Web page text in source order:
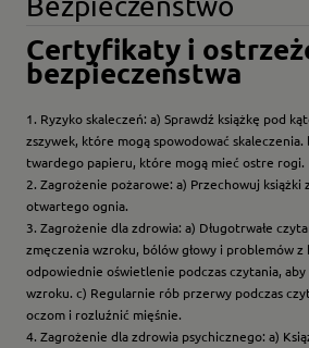
Certyfikaty i
bezpieczeństwa
1. Ryzyko skaleczeń: a) Sprawdź książkę pod
zszywek, które mogą spowodować skaleczenia.
twardego papieru, które mogą mieć ostre rogi.
2. Zagrożenie pożarowe: a) Przechowuj książki
otwartego ognia.
3. Zagrożenie dla zdrowia: a) Długotrwałe
zmęczenia wzroku, bólów głowy i problemów
odpowiednie oświetlenie podczas czytania,
wzroku. c) Regularnie rób przerwy podczas
oczom i rozluźnić mięśnie.
4. Zagrożenie dla zdrowia psychicznego: a)